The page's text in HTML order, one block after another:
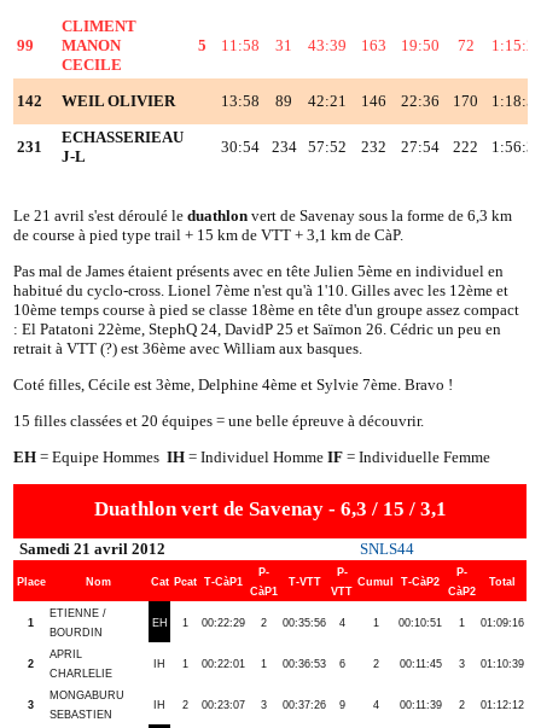
99
CLIMENT
MANON
CECILE
5 11:58 31 43:39 163 19:50 72
142 WEIL OLIVIER 13:58 89 42:21 146 22:36 170
231
ECHASSERIEAU
J-L
30:54 234 57:52 232 27:54 222
Le 21 avril s'est déroulé leduathlon vert de Savenay sous la forme de 6,3 km
de course à pied type trail + 15 km de VTT + 3,1 km de CàP.
Pas mal de James étaient présents avec en tête Julien 5ème en individuel en
habitué du cyclo-cross. Lionel 7ème n'est qu'à 1'10. Gilles avec les 12ème et
10ème temps course à pied se classe 18ème en tête d'un groupe assez compact
: El Patatoni 22ème, StephQ 24, DavidP 25 et Saïmon 26. Cédric un peu en
retrait à VTT (?) est 36ème avec William aux basques.
Coté filles, Cécile est 3ème, Delphine 4ème et Sylvie 7ème. Bravo !
15 filles classées et 20 équipes = une belle épreuve à découvrir.
EH = Equipe HommesIH = Individuel HommeIF = Individuelle Femme
Duathlon vert de Savenay - 6,3 / 15 / 3,1
Samedi 21 avril 2012 SNLS44
Place Nom Cat Pcat T-CàP1
P-
CàP1
T-VTT
P-
VTT
Cumul T-CàP2
P-
CàP2
Total
1
ETIENNE /
BOURDIN
EH 1 00:22:29 2 00:35:56 4 1 00:10:51 1 01:09:16
2
APRIL
CHARLELIE
IH 1 00:22:01 1 00:36:53 6 2 00:11:45 3 01:10:39
3
MONGABURU
SEBASTIEN
IH 2 00:23:07 3 00:37:26 9 4 00:11:39 2 01:12:12